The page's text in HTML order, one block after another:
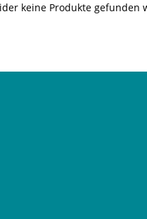
keine Produkte